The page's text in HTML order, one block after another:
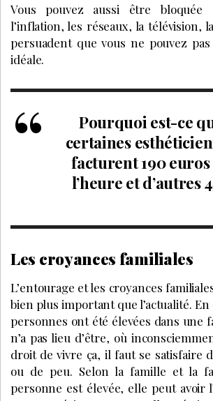
Vous pouvez aussi être bloquée
l’inflation, les réseaux, la télévision,
persuadent que vous ne pouvez
idéale.
Pourquoi est-ce
certaines
facturent 190 euros
l’heure et d’autres
Les croyances familiales
L’entourage et les croyances
bien plus important que l’actualité.
personnes ont été élevées dans une
n’a pas lieu d’être, où
droit de vivre ça, il faut se satisfaire
ou de peu. Selon la famille et la
personne est élevée, elle peut avoir